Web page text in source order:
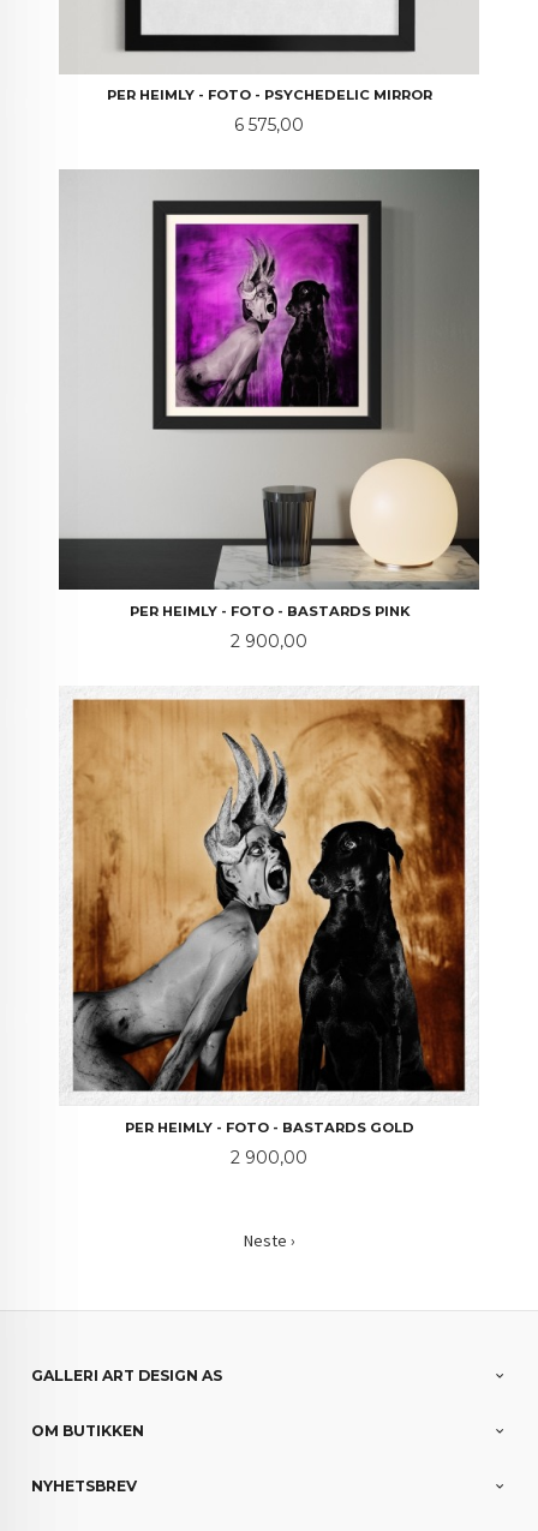
PER HEIMLY - FOTO - PSYCHEDELIC MIRROR
Pris
6 575,00
PER HEIMLY - FOTO - BASTARDS PINK
Pris
2 900,00
PER HEIMLY - FOTO - BASTARDS GOLD
Pris
2 900,00
Neste ›
GALLERI ART DESIGN AS
OM BUTIKKEN
NYHETSBREV